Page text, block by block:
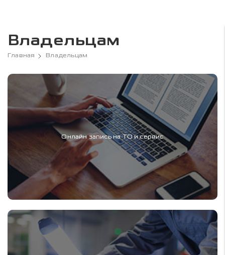
Владельцам
Главная Владельцам
Онлайн запись на ТО и сервис